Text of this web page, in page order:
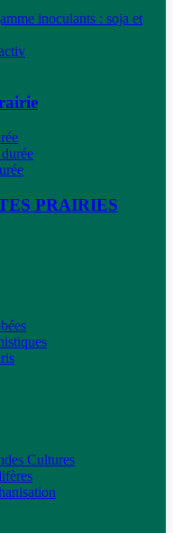
inoculants : soja et
PRAIRIES
Cultures